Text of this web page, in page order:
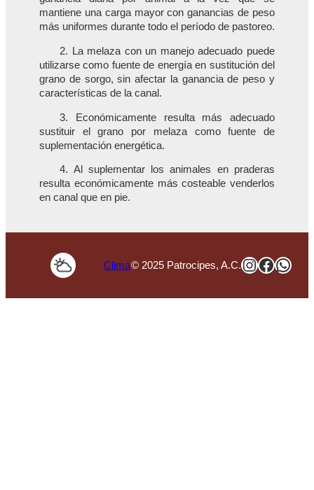
mantiene una carga mayor con ganancias de peso
más uniformes durante todo el período de pastoreo.
2. La melaza con un manejo adecuado puede
utilizarse como fuente de energía en sustitución del
grano de sorgo, sin afectar la ganancia de peso y
características de la canal.
3. Económicamente resulta más adecuado
sustituir el grano por melaza como fuente de
suplementación energética.
4. Al suplementar los animales en praderas
resulta económicamente más costeable venderlos
en canal que en pie.
Clima© 2025 Patrocipes, A.C.